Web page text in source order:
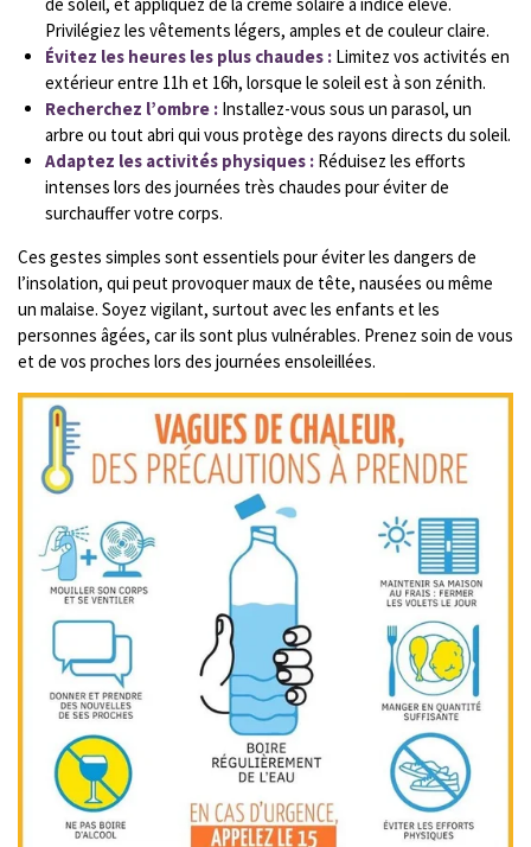
Privilégiez les vêtements légers, amples et de couleur claire.
Évitez les heures les plus chaudes :Limitez vos activités en
extérieur entre 11h et 16h, lorsque le soleil est à son zénith.
Recherchez l’ombre :Installez-vous sous un parasol, un
arbre ou tout abri qui vous protège des rayons directs du soleil.
Adaptez les activités physiques :Réduisez les efforts
intenses lors des journées très chaudes pour éviter de
surchauffer votre corps.
Ces gestes simples sont essentiels pour éviter les dangers de
l’insolation, qui peut provoquer maux de tête, nausées ou même
un malaise. Soyez vigilant, surtout avec les enfants et les
personnes âgées, car ils sont plus vulnérables. Prenez soin de vous
et de vos proches lors des journées ensoleillées.